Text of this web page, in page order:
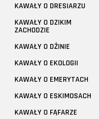
KAWAŁY O DRESIARZU
KAWAŁY O DZIKIM
ZACHODZIE
KAWAŁY O DŻINIE
KAWAŁY O EKOLOGII
KAWAŁY O EMERYTACH
KAWAŁY O ESKIMOSACH
KAWAŁY O FĄFARZE